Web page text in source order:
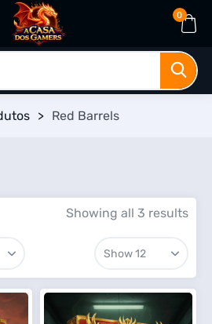
0
> Red Barrels
Showing all 3 results